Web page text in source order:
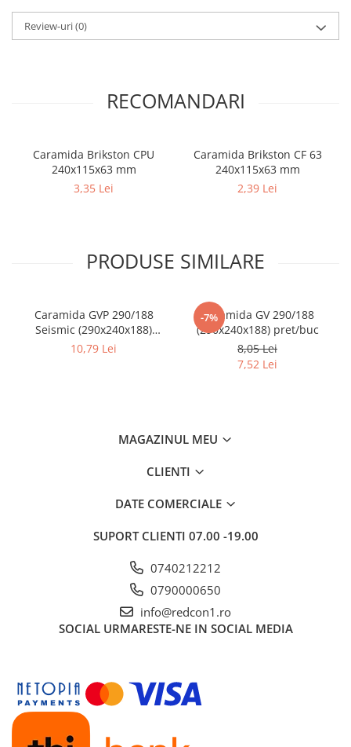
Accesorii metalice
Cuie
Produse din lemn
Produse pentru hidroizolații
Profile metalice/Profile pentru gips-
Accesorii distribuitoare
Distribuitoare încălzire în
Review-uri(0)
RECOMANDARI
Caramida Brikston CPU
240x115x63 mm
3,35 Lei
Caramida Brikston CF 63
240x115x63 mm
2,39 Lei
PRODUSE SIMILARE
Caramida GVP 290/188
Seismic (290x240x188)
pret/buc
10,79 Lei
-7%
Caramida GV 290/188
(290x240x188) pret/buc
8,05 Lei
7,52 Lei
MAGAZINUL MEU
CLIENTI
DATE COMERCIALE
SUPORT CLIENTI 07.00 -19.00
0740212212
0790000650
info@redcon1.ro
SOCIAL URMARESTE-NE IN SOCIAL MEDIA